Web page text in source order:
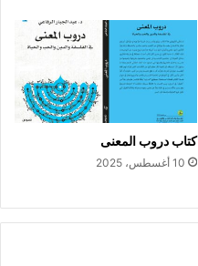
كتاب دروب المعنى
10 أغسطس، 2025